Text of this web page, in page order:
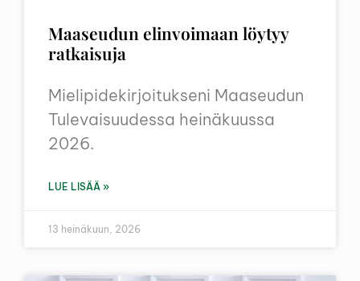
Maaseudun elinvoimaan löytyy
ratkaisuja
Mielipidekirjoitukseni Maaseudun
Tulevaisuudessa heinäkuussa
2026.
LUE LISÄÄ »
13 heinäkuun, 2026